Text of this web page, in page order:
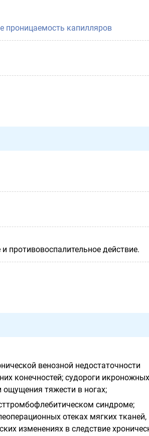
капилляров
противовоспалительное действие.
венозной недостаточности
конечностей; судороги икроножных
тяжести в ногах;
синдроме;
отеках мягких тканей,
изменениях в следствие